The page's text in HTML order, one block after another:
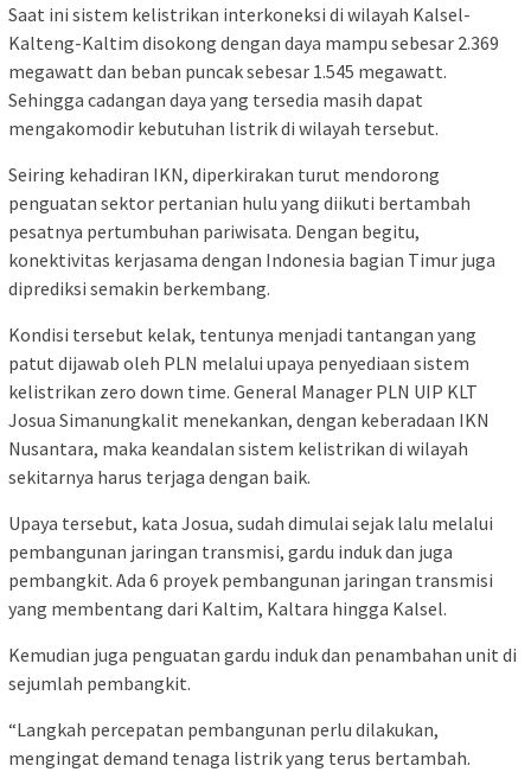
Saat ini sistem kelistrikan interkoneksi di wilayah Kalsel-
Kalteng-Kaltim disokong dengan daya mampu sebesar 2.369
megawatt dan beban puncak sebesar 1.545 megawatt.
Sehingga cadangan daya yang tersedia masih dapat
mengakomodir kebutuhan listrik di wilayah tersebut.
Seiring kehadiran IKN, diperkirakan turut mendorong
penguatan sektor pertanian hulu yang diikuti bertambah
pesatnya pertumbuhan pariwisata. Dengan begitu,
konektivitas kerjasama dengan Indonesia bagian Timur juga
diprediksi semakin berkembang.
Kondisi tersebut kelak, tentunya menjadi tantangan yang
patut dijawab oleh PLN melalui upaya penyediaan sistem
kelistrikan zero down time. General Manager PLN UIP KLT
Josua Simanungkalit menekankan, dengan keberadaan IKN
Nusantara, maka keandalan sistem kelistrikan di wilayah
sekitarnya harus terjaga dengan baik.
Upaya tersebut, kata Josua, sudah dimulai sejak lalu melalui
pembangunan jaringan transmisi, gardu induk dan juga
pembangkit. Ada 6 proyek pembangunan jaringan transmisi
yang membentang dari Kaltim, Kaltara hingga Kalsel.
Kemudian juga penguatan gardu induk dan penambahan unit di
sejumlah pembangkit.
“Langkah percepatan pembangunan perlu dilakukan,
mengingat demand tenaga listrik yang terus bertambah.